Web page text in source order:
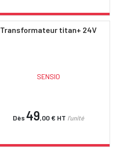
Transformateur titan+ 24V
SENSIO
Dès 49,00 € HT l'unité